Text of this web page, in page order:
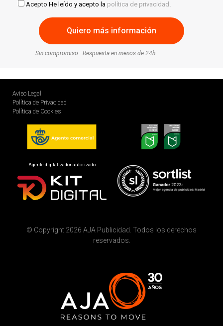
Acepto He leído y acepto la política de privacidad .
Sin compromiso · Respuesta en menos de 24h.
Aviso Legal
Política de Privacidad
Política de Cookies
Agente digitalizador autorizado
© Copyright 2026 AJA Publicidad. Todos los derechos
reservados.